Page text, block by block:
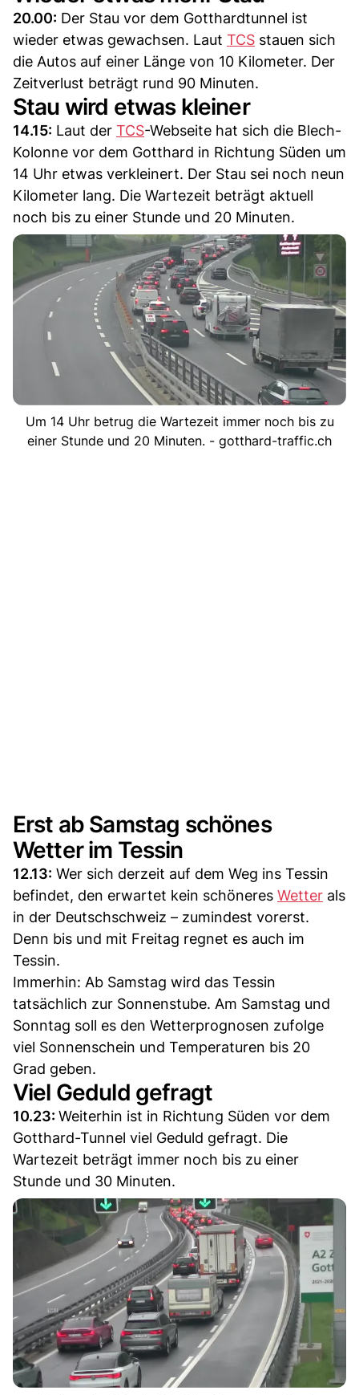
20.00: Der Stau vor dem Gotthardtunnel ist
wieder etwas gewachsen. Laut TCS stauen sich
die Autos auf einer Länge von 10 Kilometer. Der
Zeitverlust beträgt rund 90 Minuten.
Stau wird etwas kleiner
14.15: Laut der TCS-Webseite hat sich die Blech-
Kolonne vor dem Gotthard in Richtung Süden um
14 Uhr etwas verkleinert. Der Stau sei noch neun
Kilometer lang. Die Wartezeit beträgt aktuell
noch bis zu einer Stunde und 20 Minuten.
Um 14 Uhr betrug die Wartezeit immer noch bis zu
einer Stunde und 20 Minuten. - gotthard-traffic.ch
Erst ab Samstag schönes
Wetter im Tessin
12.13: Wer sich derzeit auf dem Weg ins Tessin
befindet, den erwartet kein schöneres Wetter als
in der Deutschschweiz – zumindest vorerst.
Denn bis und mit Freitag regnet es auch im
Tessin.
Immerhin: Ab Samstag wird das Tessin
tatsächlich zur Sonnenstube. Am Samstag und
Sonntag soll es den Wetterprognosen zufolge
viel Sonnenschein und Temperaturen bis 20
Grad geben.
Viel Geduld gefragt
10.23: Weiterhin ist in Richtung Süden vor dem
Gotthard-Tunnel viel Geduld gefragt. Die
Wartezeit beträgt immer noch bis zu einer
Stunde und 30 Minuten.